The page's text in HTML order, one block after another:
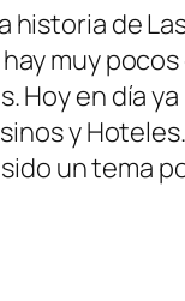
historia de
muy
en día
y
un tema